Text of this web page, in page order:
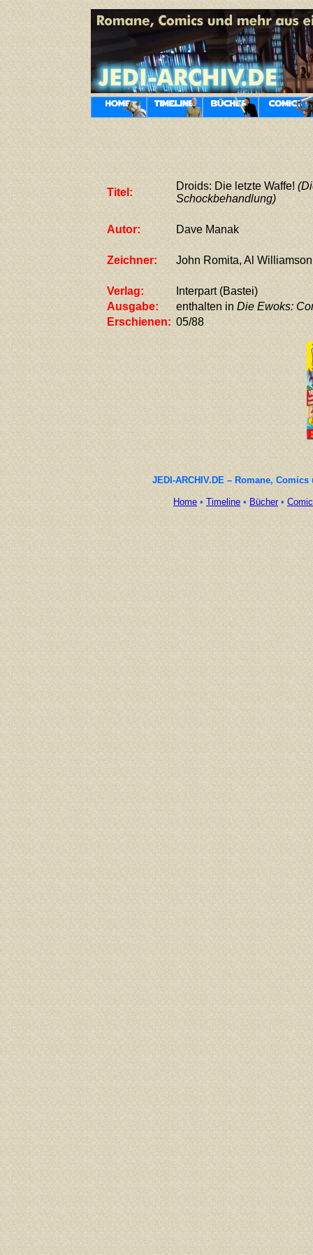
Titel:
Droids: Die letzte Waffe!
Schockbehandlung)
Autor: Dave Manak
Zeichner: John Romita, Al
Verlag:
Interpart (Bastei)
Ausgabe:
enthalten inDie Ewoks:
Erschienen: 05/88
JEDI-ARCHIV.DE – Romane,
Home•Timeline•Bücher•